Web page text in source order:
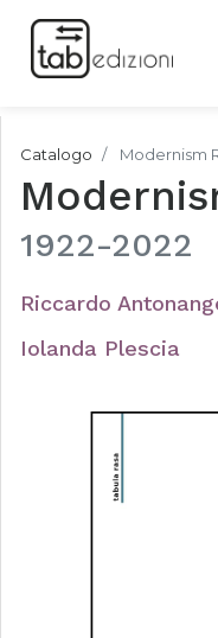
Catalogo Modernism
1922-2022
Riccardo
Iolanda Plescia